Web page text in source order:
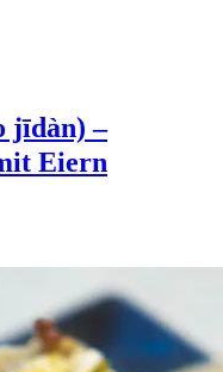
jīdàn) –
Eiern